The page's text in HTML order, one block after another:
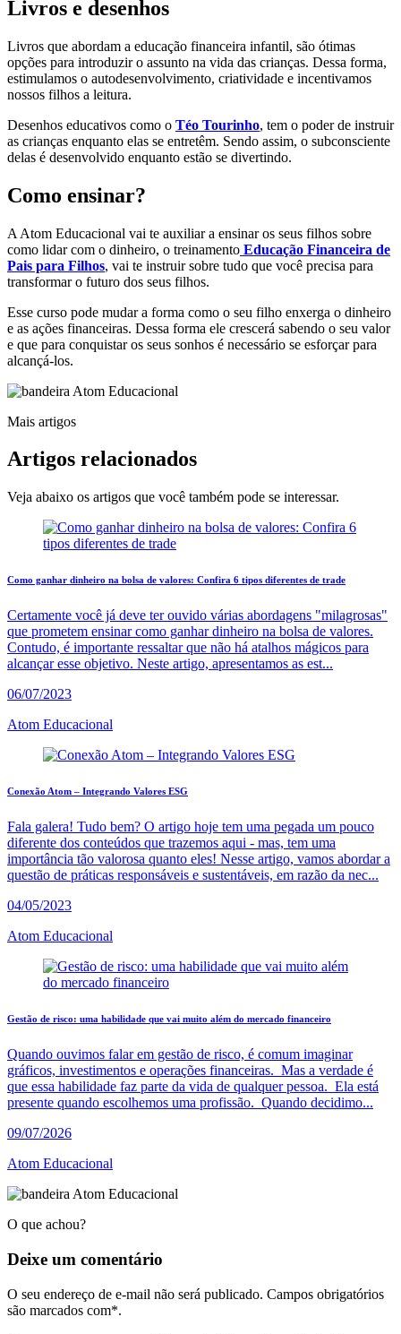
Livros e desenhos
Livros que abordam a educação financeira infantil, são ótimas
opções para introduzir o assunto na vida das crianças. Dessa forma,
estimulamos o autodesenvolvimento, criatividade e incentivamos
nossos filhos a leitura.
Desenhos educativos como o Téo Tourinho, tem o poder de instruir
as crianças enquanto elas se entretêm. Sendo assim, o subconsciente
delas é desenvolvido enquanto estão se divertindo.
Como ensinar?
A Atom Educacional vai te auxiliar a ensinar os seus filhos sobre
como lidar com o dinheiro, o treinamento Educação Financeira de
Pais para Filhos, vai te instruir sobre tudo que você precisa para
transformar o futuro dos seus filhos.
Esse curso pode mudar a forma como o seu filho enxerga o dinheiro
e as ações financeiras. Dessa forma ele crescerá sabendo o seu valor
e que para conquistar os seus sonhos é necessário se esforçar para
alcançá-los.
Mais artigos
Artigos relacionados
Veja abaixo os artigos que você também pode se interessar.
Como ganhar dinheiro na bolsa de valores: Confira 6 tipos diferentes de trade
Certamente você já deve ter ouvido várias abordagens "milagrosas"
que prometem ensinar como ganhar dinheiro na bolsa de valores.
Contudo, é importante ressaltar que não há atalhos mágicos para
alcançar esse objetivo. Neste artigo, apresentamos as est...
06/07/2023
Atom Educacional
Conexão Atom – Integrando Valores ESG
Fala galera! Tudo bem? O artigo hoje tem uma pegada um pouco
diferente dos conteúdos que trazemos aqui - mas, tem uma
importância tão valorosa quanto eles! Nesse artigo, vamos abordar a
questão de práticas responsáveis e sustentáveis, em razão da nec...
04/05/2023
Atom Educacional
Gestão de risco: uma habilidade que vai muito além do mercado financeiro
Quando ouvimos falar em gestão de risco, é comum imaginar
gráficos, investimentos e operações financeiras. Mas a verdade é
que essa habilidade faz parte da vida de qualquer pessoa. Ela está
presente quando escolhemos uma profissão. Quando decidimo...
09/07/2026
Atom Educacional
O que achou?
Deixe um comentário
O seu endereço de e-mail não será publicado. Campos obrigatórios
são marcados com*.